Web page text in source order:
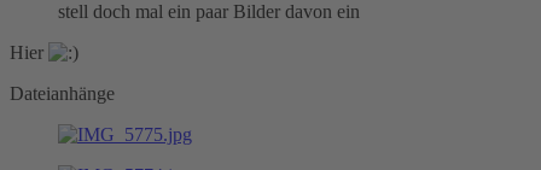
stell doch mal ein paar Bilder davon ein
Hier
Dateianhänge